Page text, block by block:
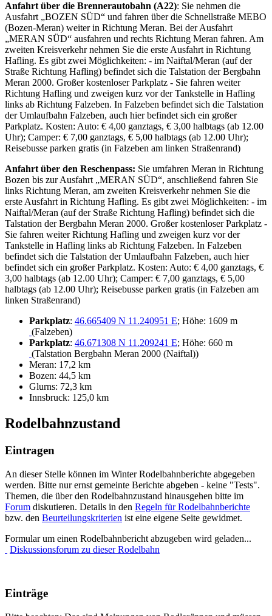
Anfahrt über die Brennerautobahn (A22): Sie nehmen die
Ausfahrt „BOZEN SÜD“ und fahren über die Schnellstraße MEBO
(Bozen-Meran) weiter in Richtung Meran. Bei der Ausfahrt
„MERAN SÜD“ ausfahren und rechts Richtung Meran fahren. Am
zweiten Kreisverkehr nehmen Sie die erste Ausfahrt in Richtung
Hafling. Es gibt zwei Möglichkeiten: - im Naiftal/Meran (auf der
Straße Richtung Hafling) befindet sich die Talstation der Bergbahn
Meran 2000. Großer kostenloser Parkplatz - Sie fahren weiter
Richtung Hafling und zweigen kurz vor der Tankstelle in Hafling
links ab Richtung Falzeben. In Falzeben befindet sich die Talstation
der Umlaufbahn Falzeben, auch hier befindet sich ein großer
Parkplatz. Kosten: Auto: € 4,00 ganztags, € 3,00 halbtags (ab 12.00
Uhr); Camper: € 7,00 ganztags, € 5,00 halbtags (ab 12.00 Uhr);
Reisebusse parken gratis (in Falzeben am linken Straßenrand)
Anfahrt über den Reschenpass: Sie umfahren Meran in Richtung
Bozen bis zur Ausfahrt „MERAN SÜD“, anschließend fahren Sie
links Richtung Meran, am zweiten Kreisverkehr nehmen Sie die
erste Ausfahrt in Richtung Hafling. Es gibt zwei Möglichkeiten: - im
Naiftal/Meran (auf der Straße Richtung Hafling) befindet sich die
Talstation der Bergbahn Meran 2000. Großer kostenloser Parkplatz -
Sie fahren weiter Richtung Hafling und zweigen kurz vor der
Tankstelle in Hafling links ab Richtung Falzeben. In Falzeben
befindet sich die Talstation der Umlaufbahn Falzeben, auch hier
befindet sich ein großer Parkplatz. Kosten: Auto: € 4,00 ganztags, €
3,00 halbtags (ab 12.00 Uhr); Camper: € 7,00 ganztags, € 5,00
halbtags (ab 12.00 Uhr); Reisebusse parken gratis (in Falzeben am
linken Straßenrand)
Parkplatz: 46.665409 N 11.240951 E; Höhe: 1609 m
(Falzeben)
Parkplatz: 46.671308 N 11.209241 E; Höhe: 660 m
(Talstation Bergbahn Meran 2000 (Naiftal))
Meran: 17,2 km
Bozen: 44,5 km
Glurns: 72,3 km
Innsbruck: 125,0 km
Rodelbahnzustand
Eintragen
An dieser Stelle können im Winter Rodelbahnberichte abgegeben
werden. Bitte nur ernst gemeinte Berichte abgeben - keine "Tests".
Themen, die über den Rodelbahnzustand hinausgehen bitte im
Forum diskutieren. Details in den Regeln für Rodelbahnberichte
bzw. den Beurteilungskriterien ist eine eigene Seite gewidmet.
Formular um einen Rodelbahnbericht abzugeben wird geladen...
Diskussionsforum zu dieser Rodelbahn
Einträge